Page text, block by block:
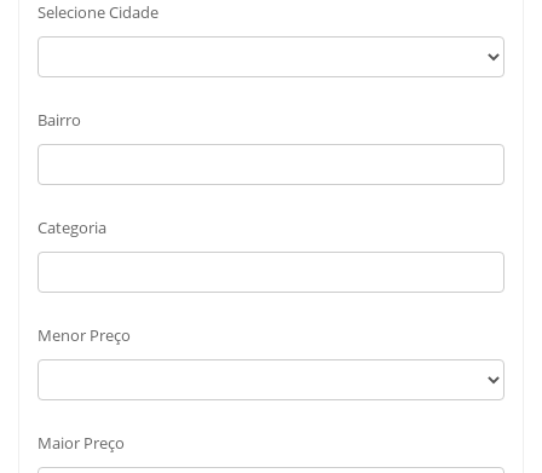
Selecione Cidade
Bairro
Categoria
Menor Preço
Maior Preço